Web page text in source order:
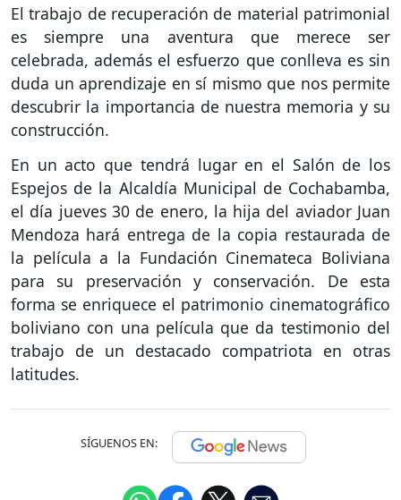
El trabajo de recuperación de material patrimonial
es siempre una aventura que merece ser
celebrada, además el esfuerzo que conlleva es sin
duda un aprendizaje en sí mismo que nos permite
descubrir la importancia de nuestra memoria y su
construcción.
En un acto que tendrá lugar en el Salón de los
Espejos de la Alcaldía Municipal de Cochabamba,
el día jueves 30 de enero, la hija del aviador Juan
Mendoza hará entrega de la copia restaurada de
la película a la Fundación Cinemateca Boliviana
para su preservación y conservación. De esta
forma se enriquece el patrimonio cinematográfico
boliviano con una película que da testimonio del
trabajo de un destacado compatriota en otras
latitudes.
SÍGUENOS EN: